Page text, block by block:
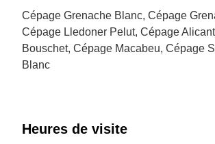
Cépage Grenache Blanc, Cépage
Cépage Lledoner Pelut, Cépage
Bouschet, Cépage Macabeu, Cépage
Blanc
Heures de visite